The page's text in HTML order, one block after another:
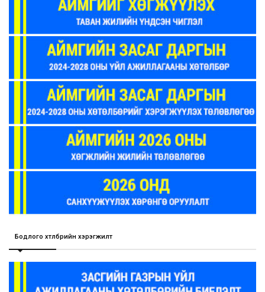
Бодлого хөтөлбөрийн хэрэгжилт